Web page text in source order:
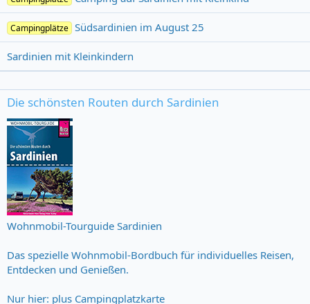
Campingplätze Südsardinien im August 25
Sardinien mit Kleinkindern
Die schönsten Routen durch Sardinien
Wohnmobil-Tourguide Sardinien
Das spezielle Wohnmobil-Bordbuch für individuelles Reisen,
Entdecken und Genießen.
Nur hier: plus Campingplatzkarte